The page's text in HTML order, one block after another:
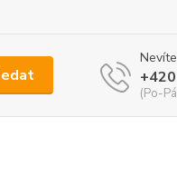
(Po-